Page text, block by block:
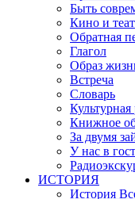
Быть
Кино и
Обратная
Глагол
Образ
Встреча
Словарь
Культурная
Книжное
За двумя
У нас в
ИСТОРИЯ
История